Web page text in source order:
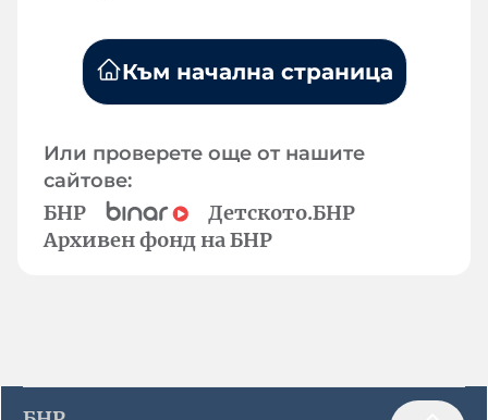
Към начална страница
Или проверете още от нашите
сайтове:
БНР
Детското.БНР
Архивен фонд на БНР